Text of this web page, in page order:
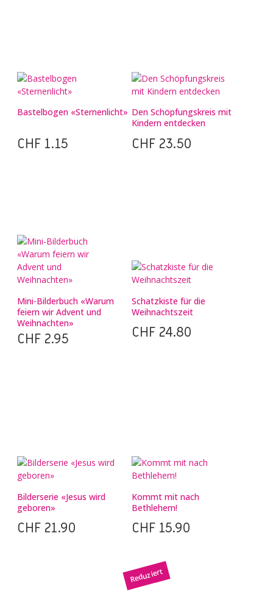
Bastelbogen «Sternenlicht»
CHF 1.15
Den Schöpfungskreis mit
Kindern entdecken
CHF 23.50
Mini-Bilderbuch «Warum
feiern wir Advent und
Weihnachten»
CHF 2.95
Schatzkiste für die
Weihnachtszeit
CHF 24.80
Bilderserie «Jesus wird
geboren»
CHF 21.90
Kommt mit nach
Bethlehem!
CHF 15.90
Reduziert